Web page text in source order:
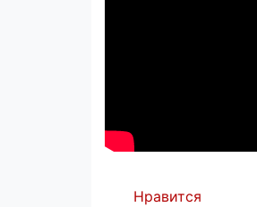
Нравится